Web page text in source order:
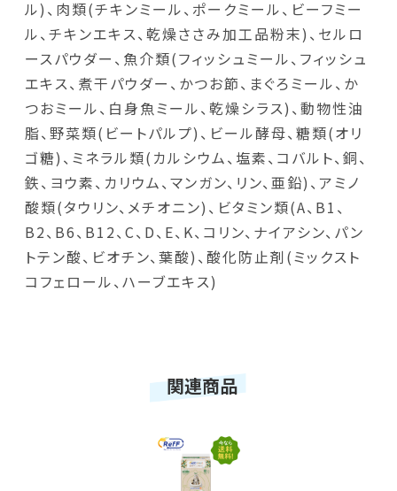
ル)、肉類(チキンミール、ポークミール、ビーフミー
ル、チキンエキス、乾燥ささみ加工品粉末)、セルロ
ースパウダー、魚介類(フィッシュミール、フィッシュ
エキス、煮干パウダー、かつお節、まぐろミール、か
つおミール、白身魚ミール、乾燥シラス)、動物性油
脂、野菜類(ビートパルプ)、ビール酵母、糖類(オリ
ゴ糖)、ミネラル類(カルシウム、塩素、コバルト、銅、
鉄、ヨウ素、カリウム、マンガン、リン、亜鉛)、アミノ
酸類(タウリン、メチオニン)、ビタミン類(A、B1、
B2、B6、B12、C、D、E、K、コリン、ナイアシン、パン
トテン酸、ビオチン、葉酸)、酸化防止剤(ミックスト
コフェロール、ハーブエキス)
関連商品